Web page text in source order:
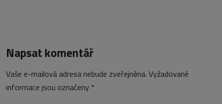
Napsat komentář
Vaše e-mailová adresa nebude zveřejněna. Vyžadované
informace jsou označeny *